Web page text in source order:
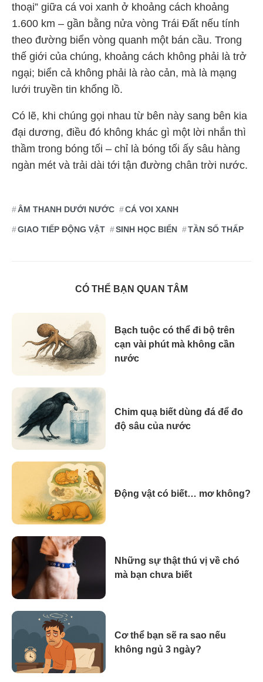
thoại” giữa cá voi xanh ở khoảng cách khoảng
1.600 km – gần bằng nửa vòng Trái Đất nếu tính
theo đường biển vòng quanh một bán cầu. Trong
thế giới của chúng, khoảng cách không phải là trở
ngại; biển cả không phải là rào cản, mà là mạng
lưới truyền tin khổng lồ.
Có lẽ, khi chúng gọi nhau từ bên này sang bên kia
đại dương, điều đó không khác gì một lời nhắn thì
thầm trong bóng tối – chỉ là bóng tối ấy sâu hàng
ngàn mét và trải dài tới tận đường chân trời nước.
ÂM THANH DƯỚI NƯỚC CÁ VOI XANH
GIAO TIẾP ĐỘNG VẬT SINH HỌC BIỂN TẦN SỐ THẤP
CÓ THỂ BẠN QUAN TÂM
Bạch tuộc có thể đi bộ trên
cạn vài phút mà không cần
nước
Chim quạ biết dùng đá để đo
độ sâu của nước
Động vật có biết… mơ không?
Những sự thật thú vị về chó
mà bạn chưa biết
Cơ thể bạn sẽ ra sao nếu
không ngủ 3 ngày?